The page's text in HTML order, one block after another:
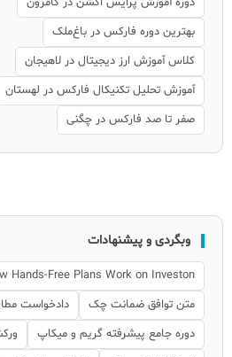
بهترین دوره فارکس در باغ‌ملک
کلاس آموزش ارز دیجیتال در لاهیجان
آموزش تحلیل تکنیکال فارکس در لهستان
صفر تا صد فارکس در چگنی
وبگردی و پیشنهادات
Hands-Free Plans Work on Investon
متن توافق ضمانت چک
دادخواست
دوره جامع پیشرفته گریم و میکاپ